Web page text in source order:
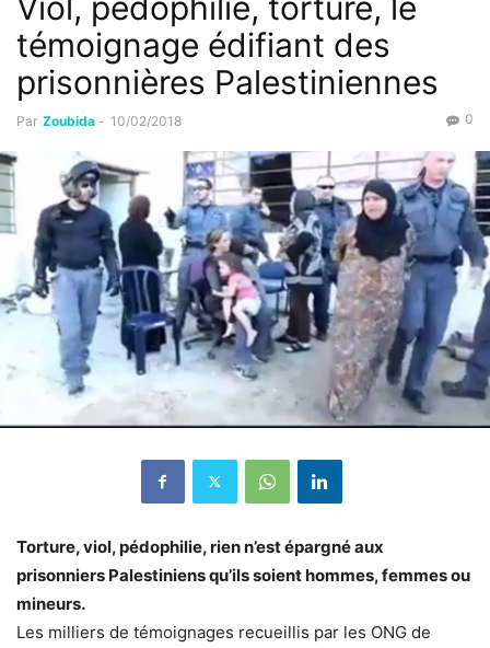
Viol, pédophilie, torture, le
témoignage édifiant des
prisonnières Palestiniennes
Par Zoubida - 10/02/2018 0
Torture, viol, pédophilie, rien n’est épargné aux
prisonniers Palestiniens qu’ils soient hommes, femmes ou
mineurs.
Les milliers de témoignages recueillis par les ONG de